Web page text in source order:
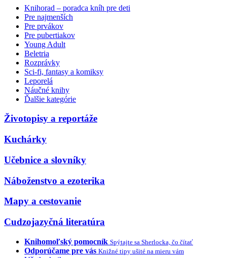
Knihorad – poradca kníh pre deti
Pre najmenších
Pre prvákov
Pre pubertiakov
Young Adult
Beletria
Rozprávky
Sci-fi, fantasy a komiksy
Leporelá
Náučné knihy
Ďalšie kategórie
Životopisy a reportáže
Kuchárky
Učebnice a slovníky
Náboženstvo a ezoterika
Mapy a cestovanie
Cudzojazyčná literatúra
Knihomoľský pomocník Spýtajte sa Sherlocka, čo čítať
Odporúčame pre vás Knižné tipy ušité na mieru vám